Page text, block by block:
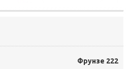
Фрунзе 222